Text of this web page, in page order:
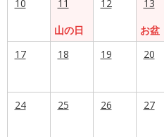
10
11
山の日
12
13
お盆
17
18 19 20
24 25 26 27